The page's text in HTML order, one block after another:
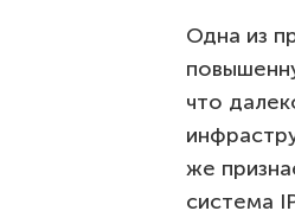
Одна из
что
же
система